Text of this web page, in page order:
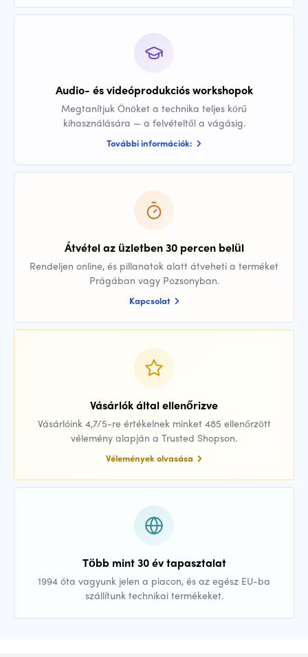
Audio- és videóprodukciós workshopok
Megtanítjuk Önöket a technika teljes körű
kihasználására — a felvételtől a vágásig.
További információk:
Átvétel az üzletben 30 percen belül
Rendeljen online, és pillanatok alatt átveheti a terméket
Prágában vagy Pozsonyban.
Kapcsolat
Vásárlók által ellenőrizve
Vásárlóink 4,7/5-re értékelnek minket 485 ellenőrzött
vélemény alapján a Trusted Shopson.
Vélemények olvasása
Több mint 30 év tapasztalat
1994 óta vagyunk jelen a piacon, és az egész EU-ba
szállítunk technikai termékeket.